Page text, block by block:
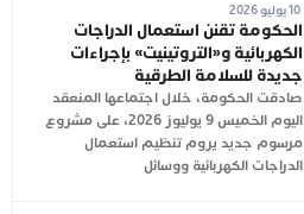
10 يوليو 2026
الحكومة تقنن استعمال الدراجات
الكهربائية و«التروتينيت» بإجراءات
جديدة للسلامة الطرقية
صادقت الحكومة، خلال اجتماعها المنعقد
اليوم الخميس 9 يوليوز 2026، على مشروع
مرسوم جديد يروم تنظيم استعمال
الدراجات الكهربائية ووسائل